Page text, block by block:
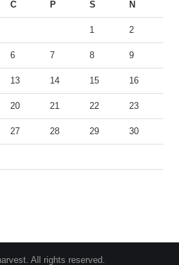
C P S N
1 2
6 7 8 9
13 14 15 16
20 21 22 23
27 28 29 30
All rights reserved.